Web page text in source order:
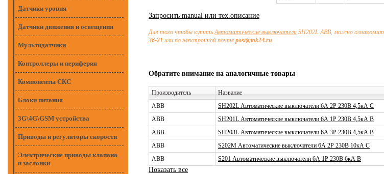
Датчики уровня
Датчики движения и освещения
Мультидатчики
Контроллеры и периферия
Компоненты СКС
Блоки питания
3G\4G\GSM устройства
Приводы и регуляторы скорости
Электрические приводы клапана
и заслонки
Запросить manual или тех.описание
Для того чтобы купитьАвтоматические выключателиSH202L ABB, можно
36-21 или по электронной почте post@tok24.ru.
Обратите внимание на аналогичные товары
Производитель Название
ABB
SH202L Автоматические выключатели 6А 2P 230В 4,5кА C
ABB
SH201L Автоматические выключатели 6А 1P 230В 4,5кА B
ABB
SH203L Автоматические выключатели 6А 3P 230В 4,5кА B
ABB
S202M Автоматические выключатели 6А 2P 230В 10кА C
ABB
S201 Автоматические выключатели 6А 1P 230В 6кА B
Показать все